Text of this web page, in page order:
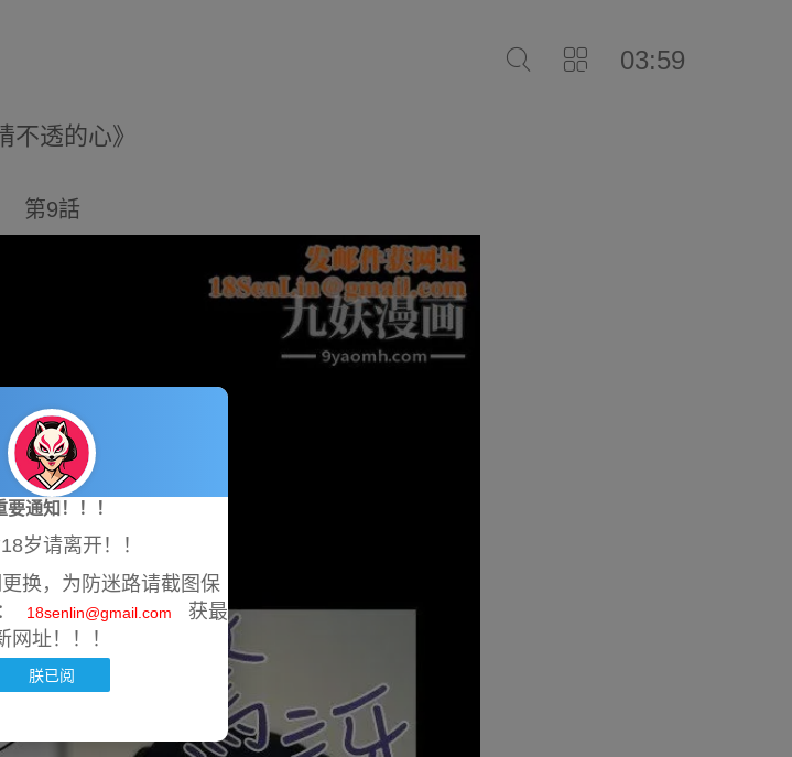
03:59
不透的心》
第9話
要通知！！！
岁请离开！！
换，为防迷路请截图保
18senlin@gmail.com
获最
网址！！！
朕已阅